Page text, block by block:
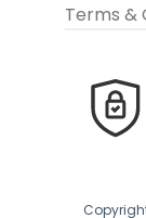
Terms &